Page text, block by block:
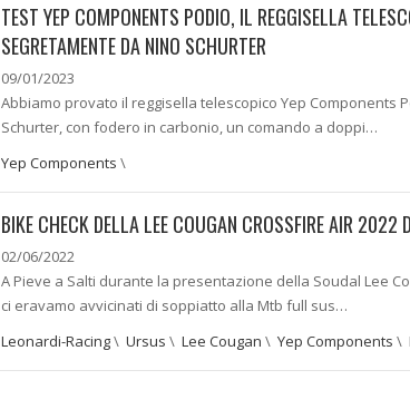
TEST YEP COMPONENTS PODIO, IL REGGISELLA
SEGRETAMENTE DA NINO SCHURTER
09/01/2023
Abbiamo provato il reggisella telescopico Yep Components
Schurter, con fodero in carbonio, un comando a doppi…
Yep Components \
BIKE CHECK DELLA LEE COUGAN CROSSFIRE AIR 2022
02/06/2022
A Pieve a Salti durante la presentazione della Soudal Lee
ci eravamo avvicinati di soppiatto alla Mtb full sus…
Leonardi-Racing\ Ursus \ Lee Cougan \ Yep Components \